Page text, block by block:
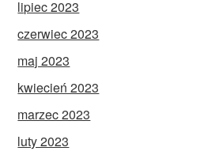
lipiec 2023
czerwiec 2023
maj 2023
kwiecień 2023
marzec 2023
luty 2023